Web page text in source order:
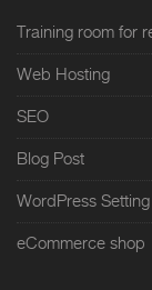
Training room for
Web Hosting
SEO
Blog Post
WordPress Setting
eCommerce shop